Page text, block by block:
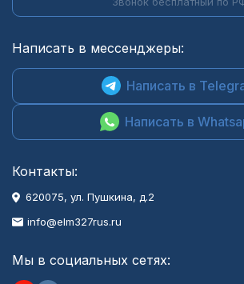
Написать в мессенджеры:
Написать в
Написать в
Контакты:
620075, ул. Пушкина, д.2
info@elm327rus.ru
Мы в социальных сетях: